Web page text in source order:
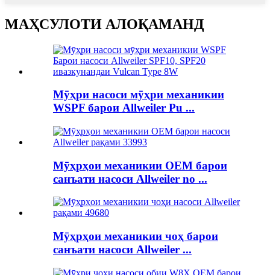
МАҲСУЛОТИ АЛОҚАМАНД
Мӯҳри насоси мӯҳри механикии
WSPF барои Allweiler Pu ...
Мӯҳрҳои механикии OEM барои
санъати насоси Allweiler no ...
Мӯҳрҳои механикии чоҳ барои
санъати насоси Allweiler ...